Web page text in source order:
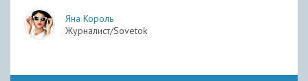
Яна Король
Журналист/Sovetok